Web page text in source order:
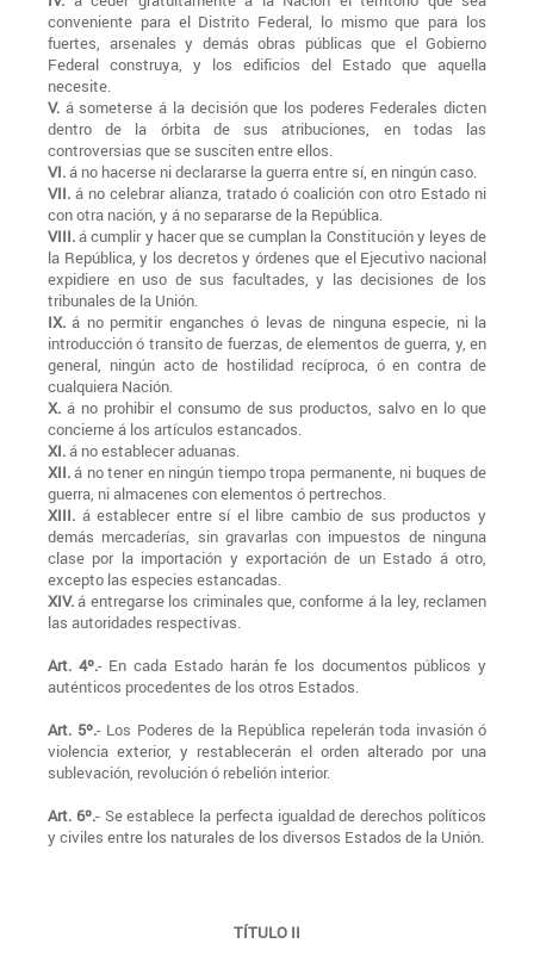
conveniente para el Distrito Federal, lo mismo que para los
fuertes, arsenales y demás obras públicas que el Gobierno
Federal construya, y los edificios del Estado que aquella
necesite.
V. á someterse á la decisión que los poderes Federales dicten
dentro de la órbita de sus atribuciones, en todas las
controversias que se susciten entre ellos.
VI.á no hacerse ni declararse la guerra entre sí, en ningún caso.
VII. á no celebrar alianza, tratado ó coalición con otro Estado ni
con otra nación, y á no separarse de la República.
VIII.á cumplir y hacer que se cumplan la Constitución y leyes de
la República, y los decretos y órdenes que el Ejecutivo nacional
expidiere en uso de sus facultades, y las decisiones de los
tribunales de la Unión.
IX. á no permitir enganches ó levas de ninguna especie, ni la
introducción ó transito de fuerzas, de elementos de guerra, y, en
general, ningún acto de hostilidad recíproca, ó en contra de
cualquiera Nación.
X. á no prohibir el consumo de sus productos, salvo en lo que
concierne á los artículos estancados.
XI.á no establecer aduanas.
XII.á no tener en ningún tiempo tropa permanente, ni buques de
guerra, ni almacenes con elementos ó pertrechos.
XIII. á establecer entre sí el libre cambio de sus productos y
demás mercaderías, sin gravarlas con impuestos de ninguna
clase por la importación y exportación de un Estado á otro,
excepto las especies estancadas.
XIV.á entregarse los criminales que, conforme á la ley, reclamen
las autoridades respectivas.
Art. 4º.- En cada Estado harán fe los documentos públicos y
auténticos procedentes de los otros Estados.
Art. 5º.- Los Poderes de la República repelerán toda invasión ó
violencia exterior, y restablecerán el orden alterado por una
sublevación, revolución ó rebelión interior.
Art. 6º.- Se establece la perfecta igualdad de derechos políticos
y civiles entre los naturales de los diversos Estados de la Unión.
TÍTULO II